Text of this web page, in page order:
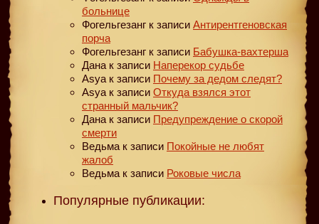
больнице
Фогельгезанг к записи Антирентгеновская
порча
Фогельгезанг к записи Бабушка-вахтерша
Дана к записи Наперекор судьбе
Asya к записи Почему за дедом следят?
Asya к записи Откуда взялся этот
странный мальчик?
Дана к записи Предупреждение о скорой
смерти
Ведьма к записи Покойные не любят
жалоб
Ведьма к записи Роковые числа
Популярные публикации: